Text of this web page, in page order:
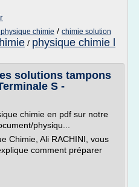
chimie / chimie solution
/ physique chimie l
solutions tampons
S -
chimie en pdf sur notre
physiqu...
Chimie, Ali RACHINI, vous
comment préparer